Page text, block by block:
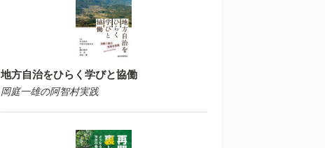
地方自治をひらく学びと協働
岡庭一雄の阿智村実践